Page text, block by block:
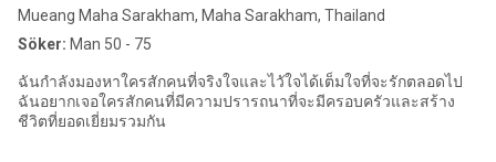
Mueang Maha Sarakham, Maha Sarakham, Thailand
Söker: Man 50 - 75
ฉันกำลังมองหาใครสักคนที่จริงใจและไวัใจได้เต็มใจที่จะรักตลอดไป
ฉันอยากเจอใครสักคนที่มีความปรารถนาที่จะมีครอบครัวและสร้าง
ชีวิตที่ยอดเยี่ยมรวมกัน